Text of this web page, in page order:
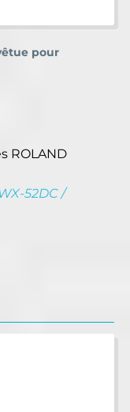
pour
ROLAND
52DC /